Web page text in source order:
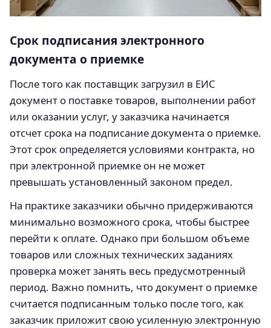
Срок подписания электронного
документа о приемке
После того как поставщик загрузил в ЕИС
документ о поставке товаров, выполнении работ
или оказании услуг, у заказчика начинается
отсчет срока на подписание документа о приемке.
Этот срок определяется условиями контракта, но
при электронной приемке он не может
превышать установленный законом предел.
На практике заказчики обычно придерживаются
минимально возможного срока, чтобы быстрее
перейти к оплате. Однако при большом объеме
товаров или сложных технических заданиях
проверка может занять весь предусмотренный
период. Важно помнить, что документ о приемке
считается подписанным только после того, как
заказчик приложит свою усиленную электронную